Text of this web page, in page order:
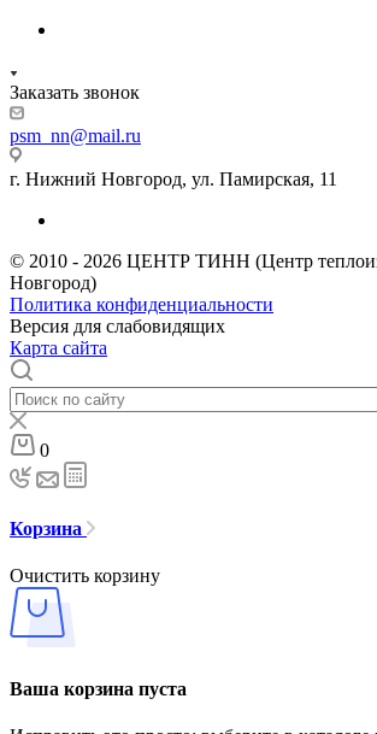
Заказать звонок
psm_nn@mail.ru
г. Нижний Новгород, ул. Памирская, 11
© 2010 - 2026 ЦЕНТР ТИНН (Центр
Новгород)
Политика конфиденциальности
Версия для слабовидящих
Карта сайта
0
Корзина
Очистить корзину
Ваша корзина пуста